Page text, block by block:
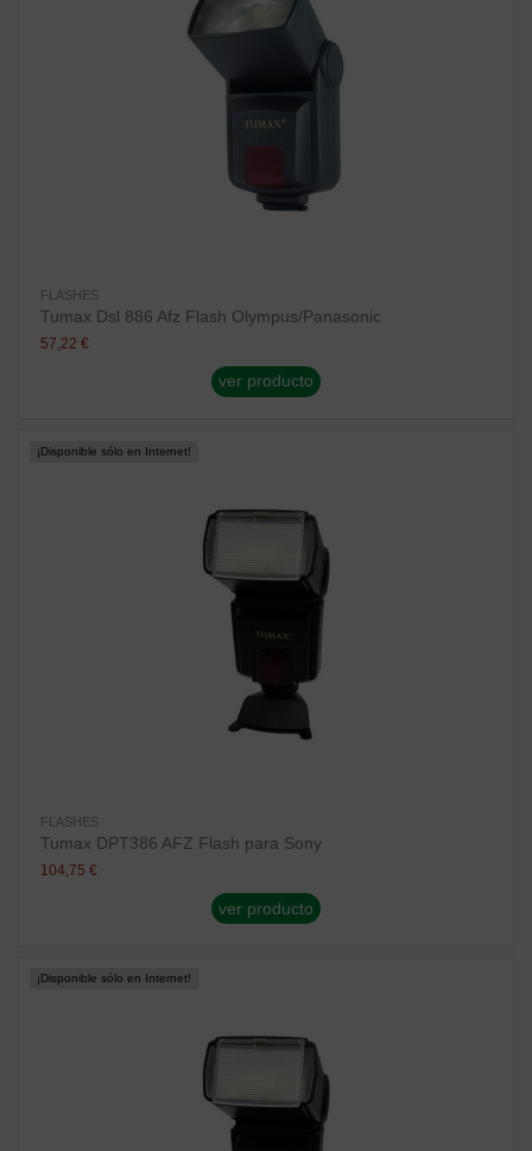
FLASHES
Tumax Dsl 886 Afz Flash Olympus/Panasonic
57,22 €
ver producto
¡Disponible sólo en Internet!
FLASHES
Tumax DPT386 AFZ Flash para Sony
104,75 €
ver producto
¡Disponible sólo en Internet!